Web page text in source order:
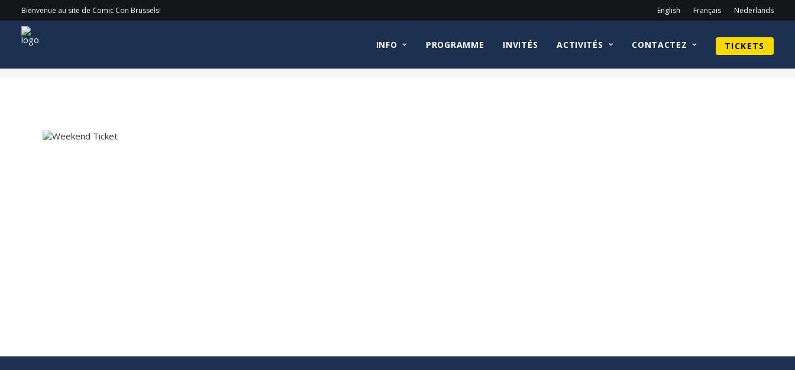
Bienvenue au site de Comic Con Brussels! English Français Nederlands
INFO PROGRAMME INVITÉS ACTIVITÉS CONTACTEZ TICKETS
Site_tickets_Weekend – 80s Calippo (Yellow) copy Home tickets Site_tickets_Weekend – 80s Calippo (Yellow) copy